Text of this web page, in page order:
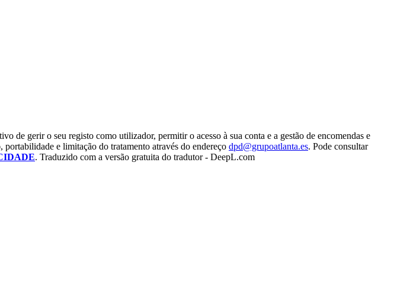
de gerir o seu registo como utilizador, permitir o acesso à sua conta e a gestão de encomendas e
portabilidade e limitação do tratamento através do endereço dpd@grupoatlanta.es. Pode consultar
. Traduzido com a versão gratuita do tradutor - DeepL.com